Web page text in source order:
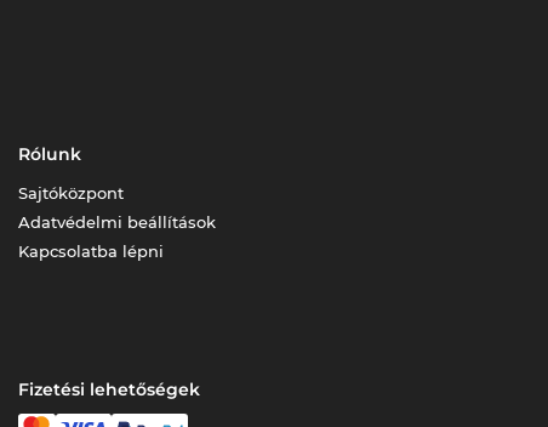
Rólunk
Sajtóközpont
Adatvédelmi beállítások
Kapcsolatba lépni
Fizetési lehetőségek